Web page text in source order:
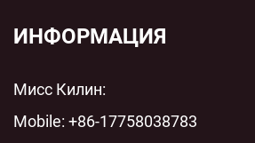
пленочный конденсатор
современных энергосистем
ИНФОРМАЦИЯ
Мисс Килин:
Mobile: +86-17758038783